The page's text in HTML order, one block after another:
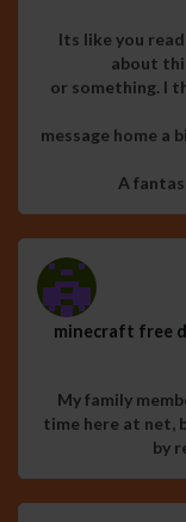
Its like you
about
or something. I
message home a
A
minecraft free
My family
time here at net,
by